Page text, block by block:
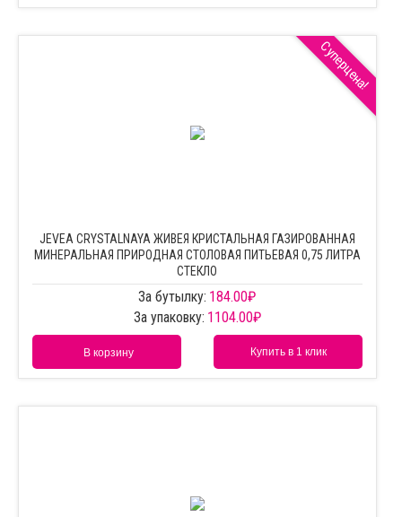
Суперцена!
JEVEA CRYSTALNAYA ЖИВЕЯ КРИСТАЛЬНАЯ ГАЗИРОВАННАЯ
МИНЕРАЛЬНАЯ ПРИРОДНАЯ СТОЛОВАЯ ПИТЬЕВАЯ 0,75 ЛИТРА
СТЕКЛО
За бутылку: 184.00₽
За упаковку: 1104.00₽
В корзину Купить в 1 клик